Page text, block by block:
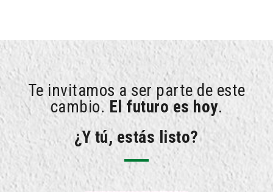
Te invitamos a ser parte de este
cambio. El futuro es hoy.
¿Y tú, estás listo?